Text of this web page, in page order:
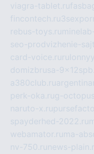
viagra-tablet.ru
fincontech.ru
rebus-toys.ru
seo-prodvizhenie-
card-voice.ru
domizbrusa-
a380club.ru
perk-oka.rug-
naruto-x.ru
spayderhed-2022.ru
webamator.ru ma-
nv-750.ru news-